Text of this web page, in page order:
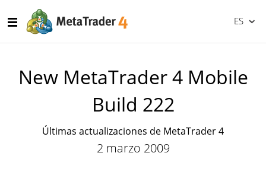
ES
New MetaTrader 4 Mobile
Build 222
Últimas actualizaciones de MetaTrader 4
2 marzo 2009